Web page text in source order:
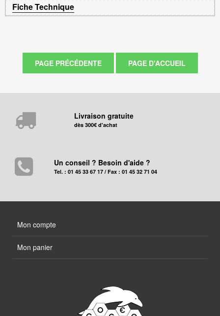
Fiche Technique
Livraison gratuite
dès 300€ d'achat
Un conseil ? Besoin d'aide ?
Tel. : 01 45 33 67 17 / Fax : 01 45 32 71 04
Mon compte
Mon panier